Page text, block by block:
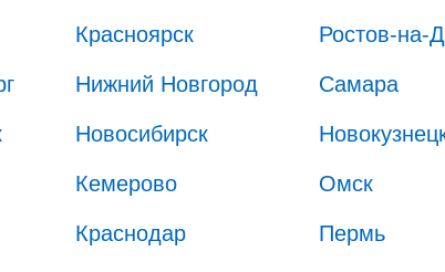
Красноярск Ростов-на-
Нижний Новгород Самара
Новосибирск
Кемерово Омск
Краснодар Пермь